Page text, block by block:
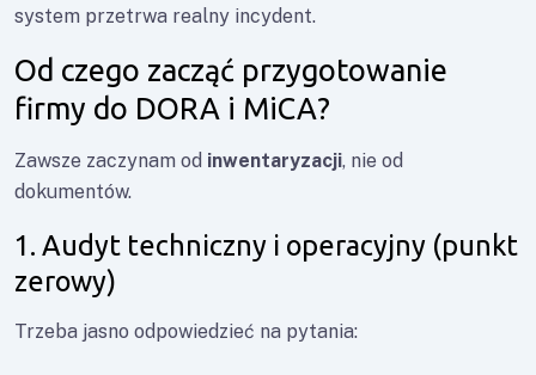
system przetrwa realny incydent.
Od czego zacząć przygotowanie
firmy do DORA i MiCA?
Zawsze zaczynam od inwentaryzacji, nie od
dokumentów.
1. Audyt techniczny i operacyjny (punkt
zerowy)
Trzeba jasno odpowiedzieć na pytania: